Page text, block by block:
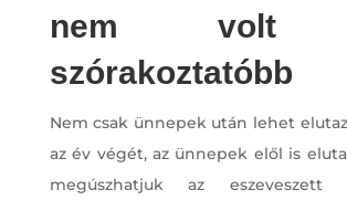
nem volt
szórakoztatóbb
Nem csak ünnepek után lehet
az év végét, az ünnepek elől is
megúszhatjuk az eszeveszett